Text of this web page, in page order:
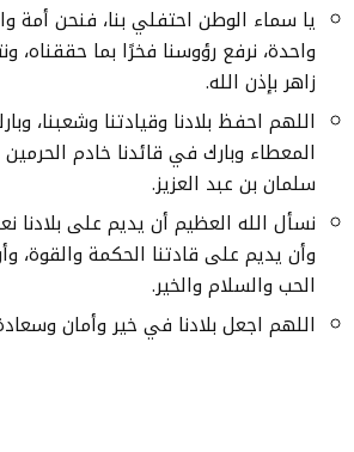
يا سماء الوطن احتفلي بنا، فنحن أمة
واحدة، نرفع رؤوسنا فخرًا بما
زاهر بإذن الله.
اللهم احفظ بلادنا وقيادتنا وشعبنا،
المعطاء وبارك في قائدنا خادم
سلمان بن عبد العزيز.
نسأل الله العظيم أن يديم على بلادنا
وأن يديم على قادتنا الحكمة والقوة،
الحب والسلام والخير.
اللهم اجعل بلادنا في خير وأمان